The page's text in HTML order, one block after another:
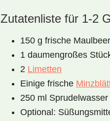
Zutatenliste für 1-2
150 g frische
1 daumengroßes
2 Limetten
Einige frische
250 ml Sprudelwasser
Optional: